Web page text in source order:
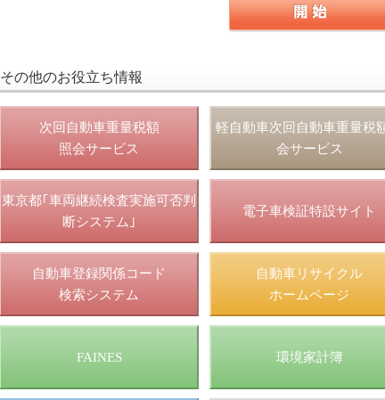
その他のお役立ち情報
次回自動車重量税額
照会サービス
軽自動車次回自動車重量税
会サービス
東京都｢車両継続検査実施可否判
断システム｣
電子車検証特設サイト
自動車登録関係コード
検索システム
自動車リサイクル
ホームページ
FAINES 環境家計簿